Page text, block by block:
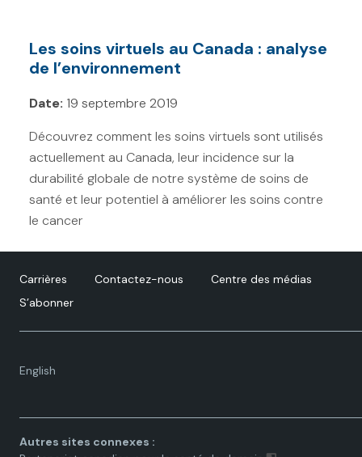
Les soins virtuels au Canada : analyse
de l’environnement
Date: 19 septembre 2019
Découvrez comment les soins virtuels sont utilisés
actuellement au Canada, leur incidence sur la
durabilité globale de notre système de soins de
santé et leur potentiel à améliorer les soins contre
le cancer
Carrières Contactez-nous
Centre des médias
S’abonner
English
Language
Autres sites connexes :